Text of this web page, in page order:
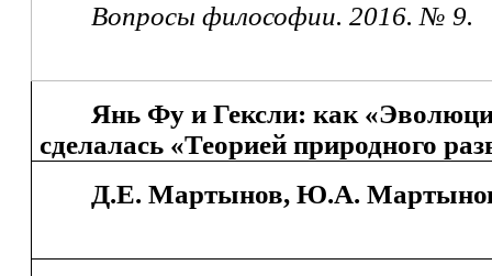
Вопросы философии. 2016. № 9.
Янь Фу и Гексли: как
сделалась «Теорией природного
Д.Е. Мартынов, Ю.А.